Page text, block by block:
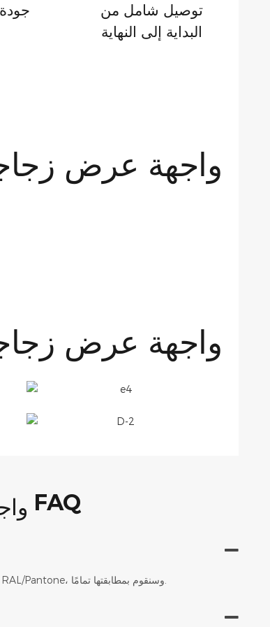
توصيل شامل من
البداية إلى النهاية
FAQ
نعم، نحن نقدم خدمة التخصيص الكاملة. ما عليك سوى تزويدنا بالأبعاد التي ترغب بها ورمز لون RAL/Pantone، وسنقوم بمطابقتها تمامًا.